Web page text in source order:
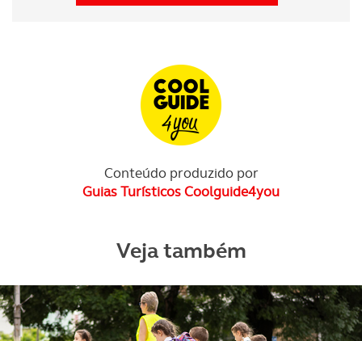
Conteúdo produzido por
Guias Turísticos Coolguide4you
Veja também